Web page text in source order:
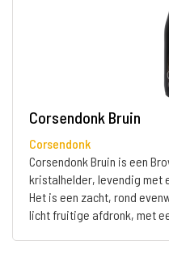
Corsendonk Bruin
Corsendonk
Corsendonk Bruin is een
kristalhelder, levendig met
Het is een zacht, rond
licht fruitige afdronk, met